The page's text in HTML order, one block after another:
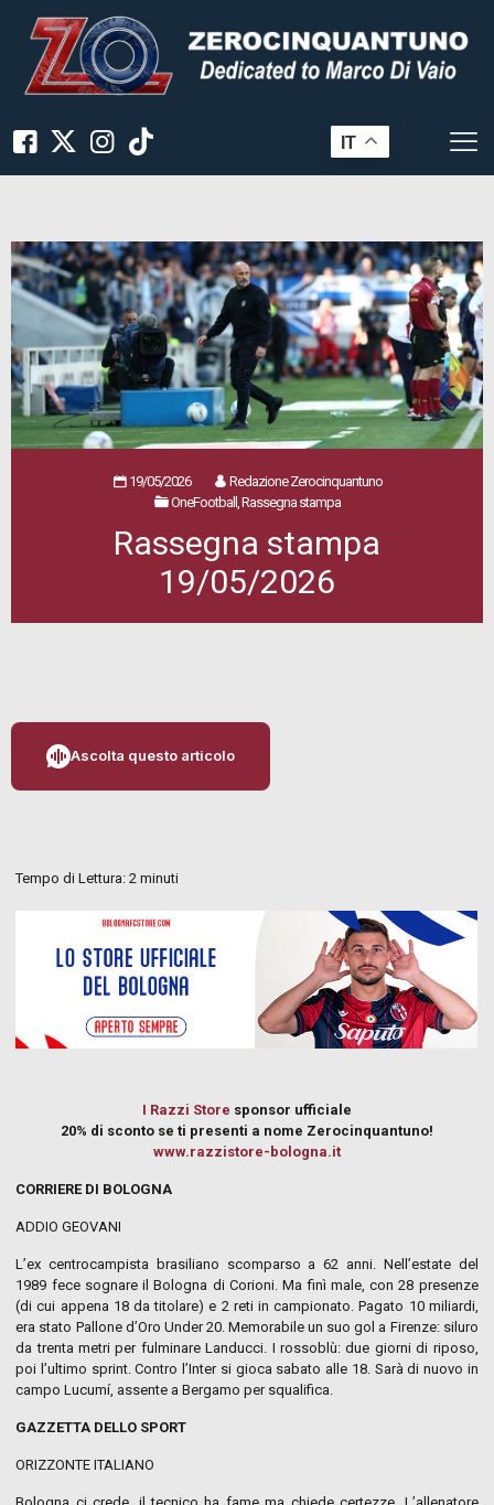
IT
19/05/2026
Redazione Zerocinquantuno
OneFootball, Rassegna stampa
Rassegna stampa
19/05/2026
Ascolta questo articolo
Tempo di Lettura:2 minuti
I Razzi Store sponsor ufficiale
20% di sconto se ti presenti a nome Zerocinquantuno!
www.razzistore-bologna.it
CORRIERE DI BOLOGNA
ADDIO GEOVANI
L’ex centrocampista brasiliano scomparso a 62 anni. Nell’estate del
1989 fece sognare il Bologna di Corioni. Ma finì male, con 28 presenze
(di cui appena 18 da titolare) e 2 reti in campionato. Pagato 10 miliardi,
era stato Pallone d’Oro Under 20. Memorabile un suo gol a Firenze: siluro
da trenta metri per fulminare Landucci. I rossoblù: due giorni di riposo,
poi l’ultimo sprint. Contro l’Inter si gioca sabato alle 18. Sarà di nuovo in
campo Lucumí, assente a Bergamo per squalifica.
GAZZETTA DELLO SPORT
ORIZZONTE ITALIANO